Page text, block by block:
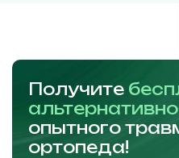
Получите
опытного
ортопеда!